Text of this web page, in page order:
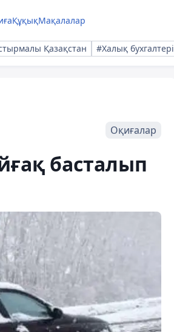
ҚұқықМақалалар
Қазақстан #Халық бухгалтері
Оқиғалар
басталып